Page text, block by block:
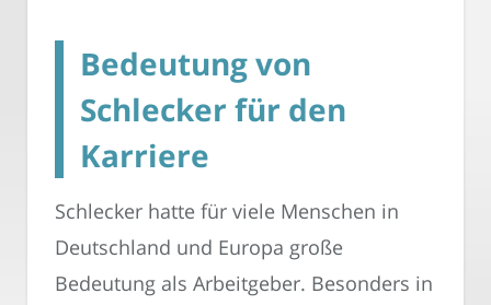
Bedeutung von
Schlecker für den
Karriere
Schlecker hatte für viele Menschen in
Deutschland und Europa große
Bedeutung als Arbeitgeber. Besonders in